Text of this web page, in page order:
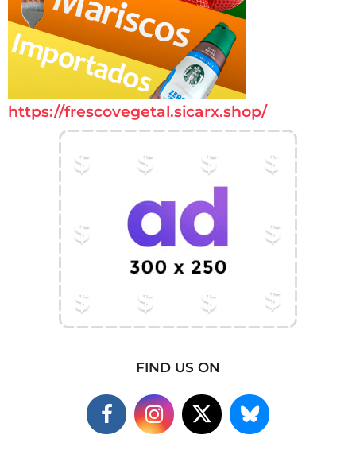
https://frescovegetal.sicarx.shop/
FIND US ON